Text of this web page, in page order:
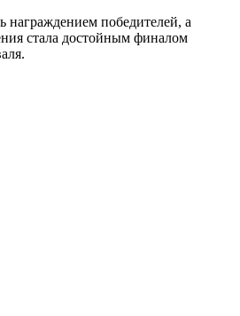
награждением победителей, а
стала достойным финалом